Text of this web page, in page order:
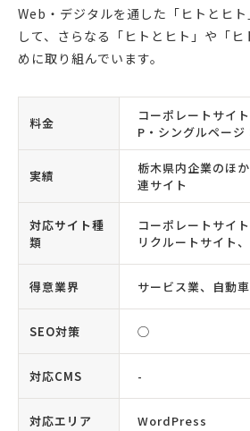
Web・デジタルを通した「ヒトとヒ
して、さらなる「ヒトとヒト」や「
めに取り組んでいます。
料金
コーポレートサイ
P・シングルペー
実績
栃木県内企業のほ
連サイト
対応サイト種
類
コーポレートサイ
リクルートサイト
得意業界 サービス業、自動
SEO対策 ◯
対応CMS -
対応エリア WordPress